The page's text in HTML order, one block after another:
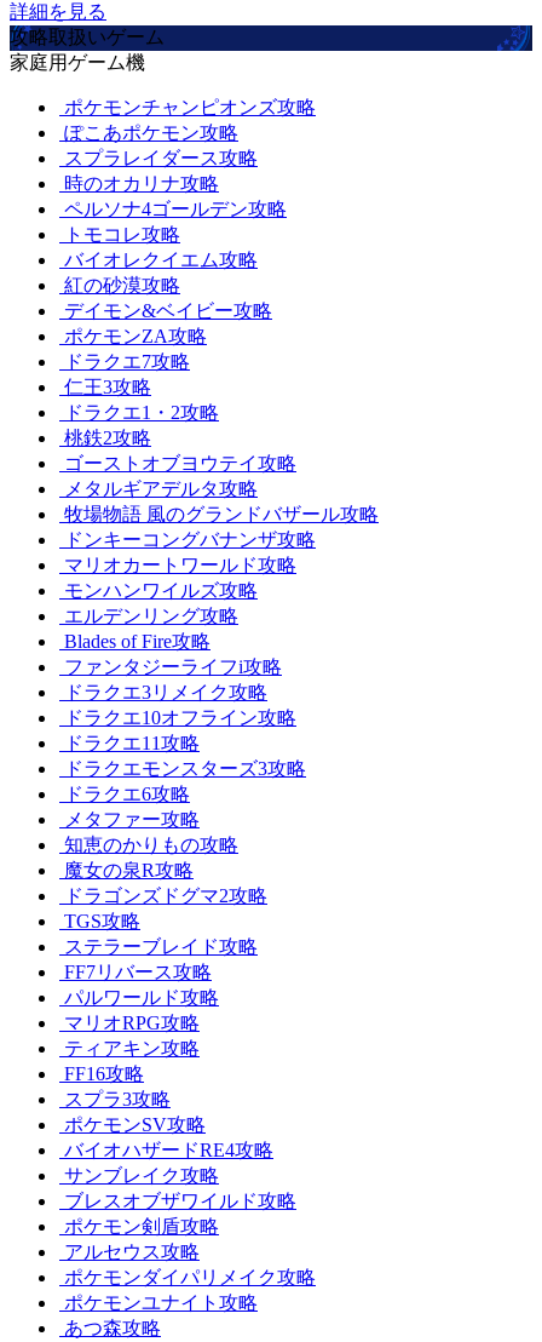
詳細を見る
攻略取扱いゲーム
家庭用ゲーム機
ポケモンチャンピオンズ攻略
ぽこあポケモン攻略
スプラレイダース攻略
時のオカリナ攻略
ペルソナ4ゴールデン攻略
トモコレ攻略
バイオレクイエム攻略
紅の砂漠攻略
デイモン&ベイビー攻略
ポケモンZA攻略
ドラクエ7攻略
仁王3攻略
ドラクエ1・2攻略
桃鉄2攻略
ゴーストオブヨウテイ攻略
メタルギアデルタ攻略
牧場物語 風のグランドバザール攻略
ドンキーコングバナンザ攻略
マリオカートワールド攻略
モンハンワイルズ攻略
エルデンリング攻略
Blades of Fire攻略
ファンタジーライフi攻略
ドラクエ3リメイク攻略
ドラクエ10オフライン攻略
ドラクエ11攻略
ドラクエモンスターズ3攻略
ドラクエ6攻略
メタファー攻略
知恵のかりもの攻略
魔女の泉R攻略
ドラゴンズドグマ2攻略
TGS攻略
ステラーブレイド攻略
FF7リバース攻略
パルワールド攻略
マリオRPG攻略
ティアキン攻略
FF16攻略
スプラ3攻略
ポケモンSV攻略
バイオハザードRE4攻略
サンブレイク攻略
ブレスオブザワイルド攻略
ポケモン剣盾攻略
アルセウス攻略
ポケモンダイパリメイク攻略
ポケモンユナイト攻略
あつ森攻略